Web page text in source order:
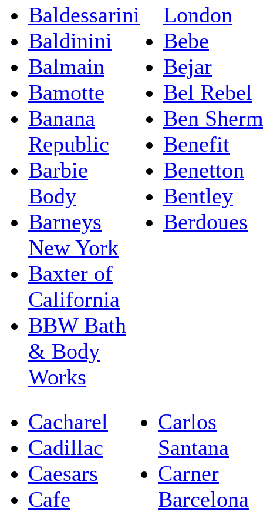
Baldessarini
Baldinini
Balmain
Bamotte
Banana
Republic
Barbie
Body
Barneys
New York
Baxter of
California
BBW Bath
& Body
Works
London
Bebe
Bejar
Bel Rebel
Ben
Benefit
Benetton
Bentley
Berdoues
Cacharel
Cadillac
Caesars
Cafe
Carlos
Santana
Carner
Barcelona